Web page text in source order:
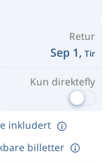
Retur
Sep 1, Tir
Kun direktefly
inkludert
billetter